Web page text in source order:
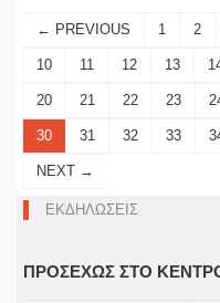
← PREVIOUS 1 2
10 11 12 13
20 21 22 23
30 31 32 33
NEXT →
ΕΚΔΗΛΩΣΕΙΣ
ΠΡΟΣΕΧΩΣ ΣΤΟ